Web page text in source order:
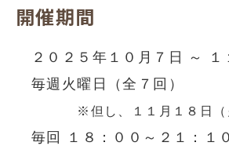
開催期間
２０２５年１０月７日 ～
毎週火曜日（全７回）
※但し、１１月１８日（
毎回 １８：００～２１：１０